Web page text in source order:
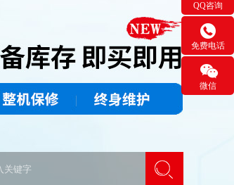
QQ咨询

免费电话

微信